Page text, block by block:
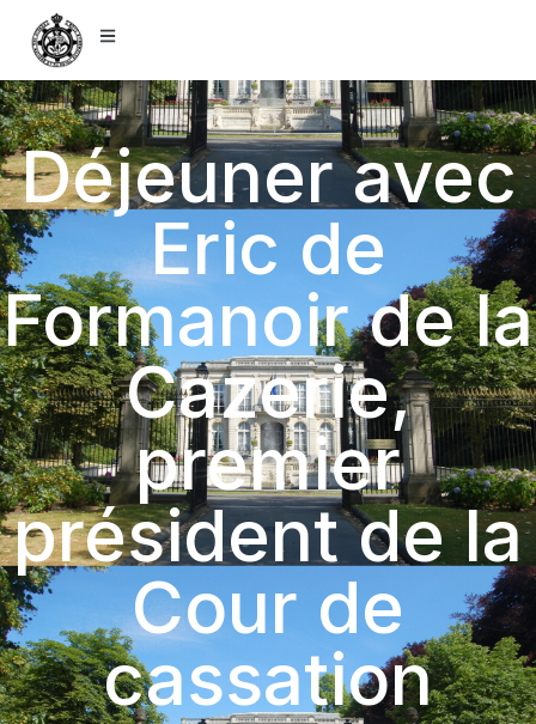
Déjeuner avec
Eric de
Formanoir de la
Cazerie,
premier
président de la
Cour de
cassation